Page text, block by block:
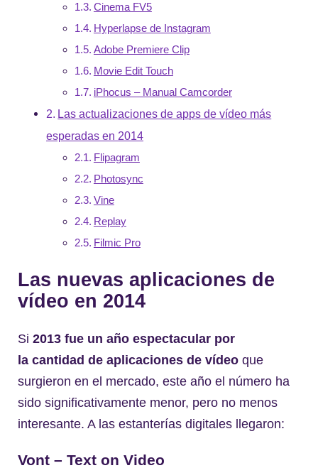
Cinema FV5
Hyperlapse de Instagram
Adobe Premiere Clip
Movie Edit Touch
iPhocus – Manual Camcorder
Las actualizaciones de apps de vídeo más
esperadas en 2014
Flipagram
Photosync
Vine
Replay
Filmic Pro
Las nuevas aplicaciones de
vídeo en 2014
Si 2013 fue un año espectacular por
la cantidad de aplicaciones de vídeo que
surgieron en el mercado, este año el número ha
sido significativamente menor, pero no menos
interesante. A las estanterías digitales llegaron:
Vont – Text on Video